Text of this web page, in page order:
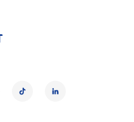
TikTok LinkedIn